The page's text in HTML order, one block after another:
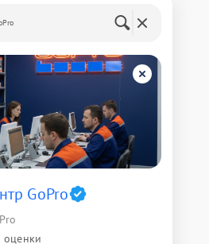
GoPro
оценки